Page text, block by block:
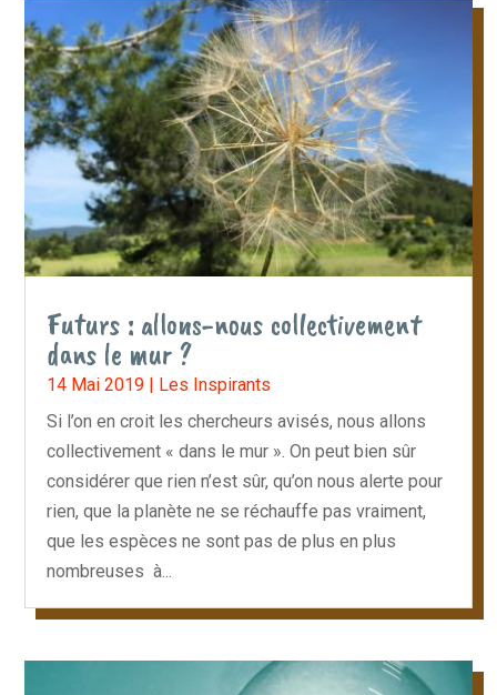
Futurs : allons-nous collectivement
dans le mur ?
14 Mai 2019
Les Inspirants
Si l’on en croit les chercheurs avisés, nous allons
collectivement « dans le mur ». On peut bien sûr
considérer que rien n’est sûr, qu’on nous alerte pour
rien, que la planète ne se réchauffe pas vraiment,
que les espèces ne sont pas de plus en plus
nombreuses à...